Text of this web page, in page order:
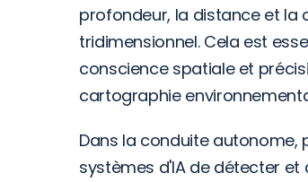
profondeur, la distance et la
tridimensionnel. Cela est
conscience spatiale et
cartographie
Dans la conduite autonome,
systèmes d'IA de détecter et